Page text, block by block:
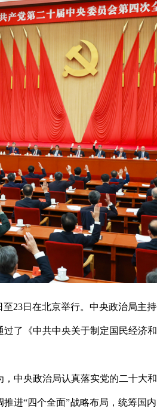
23日在北京举行。中央政治局主
了《中共中央关于制定国民经济
中央政治局认真落实党的二十大
进“四个全面”战略布局，统筹国